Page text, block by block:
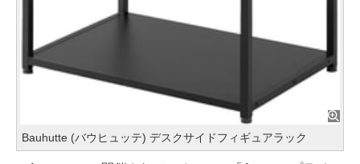
Bauhutte (バウヒュッテ) デスクサイドフィギュアラック